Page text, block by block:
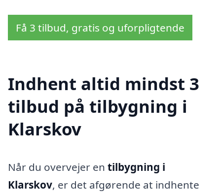
Få 3 tilbud, gratis og uforpligtende
Indhent altid mindst 3
tilbud på tilbygning i
Klarskov
Når du overvejer en tilbygning i
Klarskov, er det afgørende at indhente